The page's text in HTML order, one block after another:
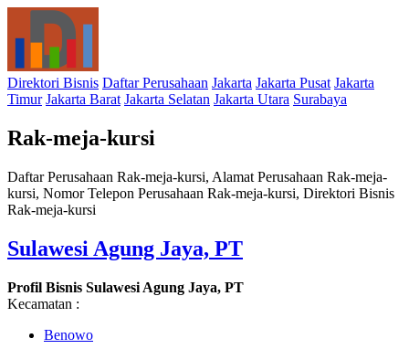
Direktori Bisnis Daftar Perusahaan Jakarta Jakarta Pusat Jakarta
Timur Jakarta Barat Jakarta Selatan Jakarta Utara Surabaya
Rak-meja-kursi
Daftar Perusahaan Rak-meja-kursi, Alamat Perusahaan Rak-meja-
kursi, Nomor Telepon Perusahaan Rak-meja-kursi, Direktori Bisnis
Rak-meja-kursi
Sulawesi Agung Jaya, PT
Profil Bisnis Sulawesi Agung Jaya, PT
Kecamatan :
Benowo